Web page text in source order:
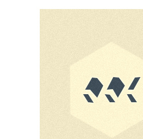
vám
peniaze,
kontakty
skúsenosti